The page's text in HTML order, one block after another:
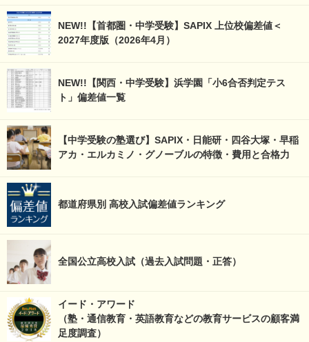
NEW!!【首都圏・中学受験】SAPIX 上位校偏差値＜
2027年度版（2026年4月）
NEW!!【関西・中学受験】浜学園「小6合否判定テス
ト」偏差値一覧
【中学受験の塾選び】SAPIX・日能研・四谷大塚・早稲
アカ・エルカミノ・グノーブルの特徴・費用と合格力
都道府県別 高校入試偏差値ランキング
全国公立高校入試（過去入試問題・正答）
イード・アワード
（塾・通信教育・英語教育などの教育サービスの顧客満
足度調査）